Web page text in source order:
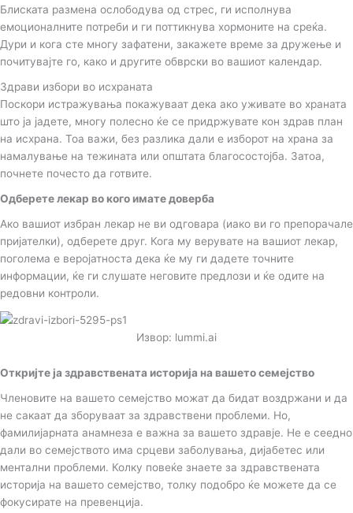
Блиската размена ослободува од стрес, ги исполнува
емоционалните потреби и ги поттикнува хормоните на среќа.
Дури и кога сте многу зафатени, закажете време за дружење и
почитувајте го, како и другите обврски во вашиот календар.
Здрави избори во исхраната
Поскори истражувања покажуваат дека ако уживате во храната
што ја јадете, многу полесно ќе се придржувате кон здрав план
на исхрана. Тоа важи, без разлика дали е изборот на храна за
намалување на тежината или општата благосостојба. Затоа,
почнете почесто да готвите.
Одберете лекар во кого имате доверба
Ако вашиот избран лекар не ви одговара (иако ви го препорачале
пријателки), одберете друг. Кога му верувате на вашиот лекар,
поголема е веројатноста дека ќе му ги дадете точните
информации, ќе ги слушате неговите предлози и ќе одите на
редовни контроли.
Извор: lummi.ai
Откријте ја здравствената историја на вашето семејство
Членовите на вашето семејство можат да бидат воздржани и да
не сакаат да зборуваат за здравствени проблеми. Но,
фамилијарната анамнеза е важна за вашето здравје. Не е сеедно
дали во семејството има срцеви заболувања, дијабетес или
ментални проблеми. Колку повеќе знаете за здравствената
историја на вашето семејство, толку подобро ќе можете да се
фокусирате на превенција.